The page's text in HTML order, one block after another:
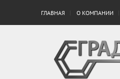
ГЛАВНАЯ О КОМПАНИИ